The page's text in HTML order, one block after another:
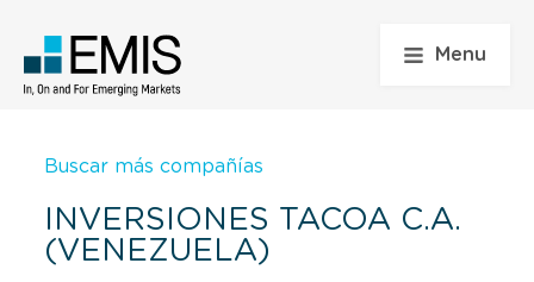
Menu
Buscar más compañías
INVERSIONES TACOA C.A.
(VENEZUELA)